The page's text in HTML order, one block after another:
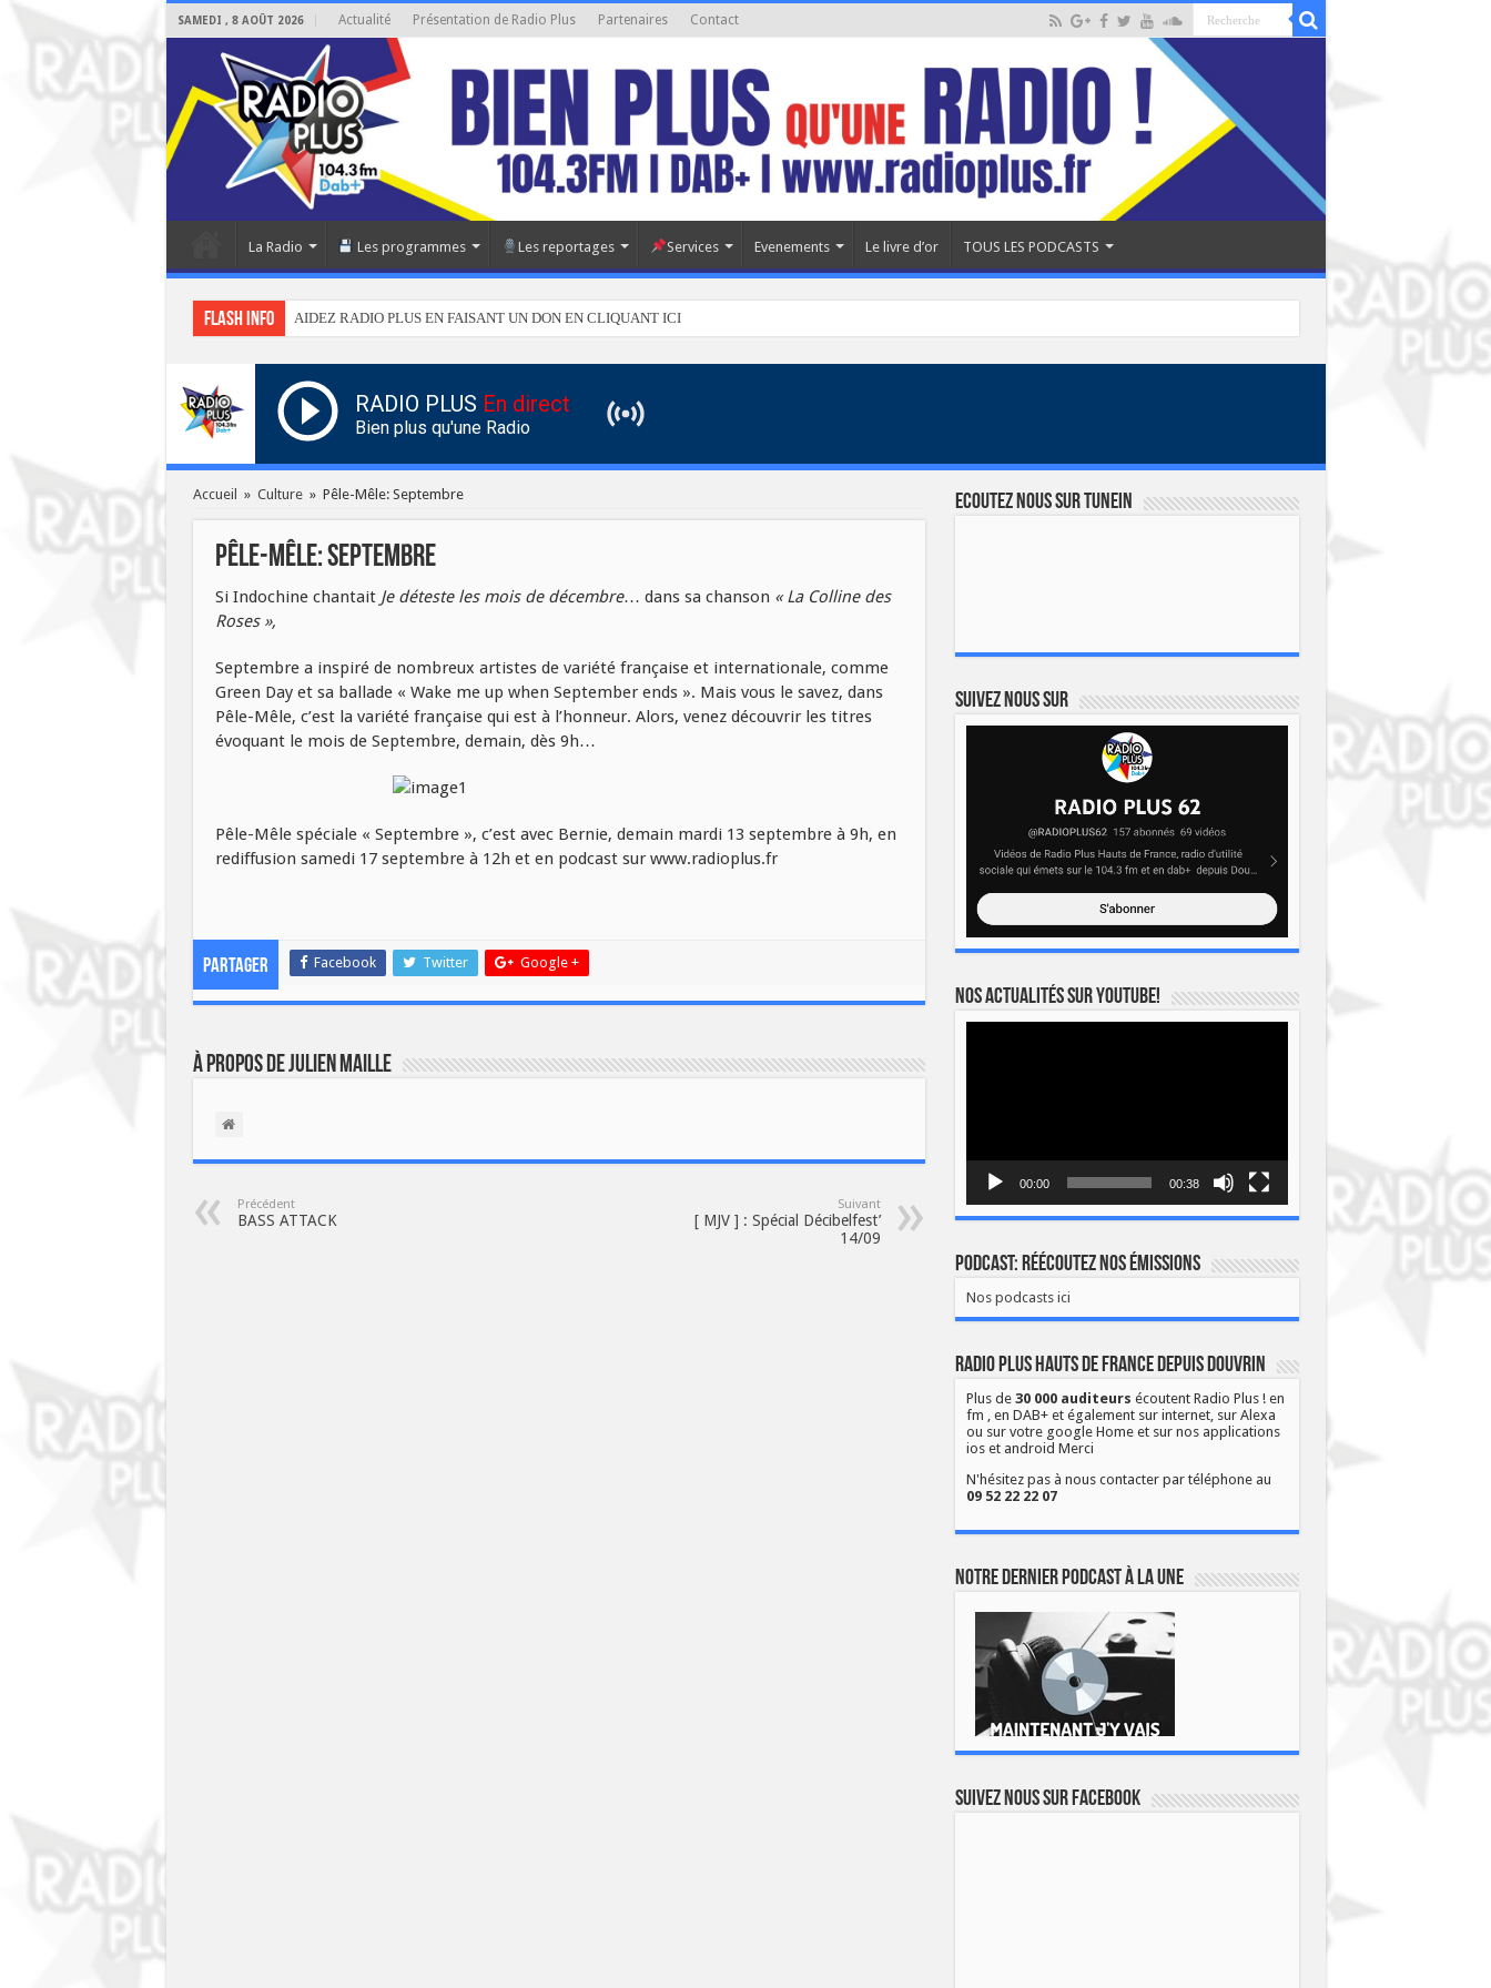
SAMEDI , 8 AOÛT 2026 Actualité Présentation de Radio Plus Partenaires Contact
La Radio Les programmes Les reportages Services Evenements Le livre d’or TOUS LES PODCASTS
Flash info AIDEZ RADIO PLUS EN FAISANT UN DON EN CLIQUANT ICI
RADIO PLUS En direct
Bien plus qu'une Radio
Accueil » Culture » Pêle-Mêle: Septembre
Pêle-Mêle: Septembre
Si Indochine chantait Je déteste les mois de décembre… dans sa chanson « La Colline des
Roses »,
Septembre a inspiré de nombreux artistes de variété française et internationale, comme
Green Day et sa ballade « Wake me up when September ends ». Mais vous le savez, dans
Pêle-Mêle, c’est la variété française qui est à l’honneur. Alors, venez découvrir les titres
évoquant le mois de Septembre, demain, dès 9h…
Pêle-Mêle spéciale « Septembre », c’est avec Bernie, demain mardi 13 septembre à 9h, en
rediffusion samedi 17 septembre à 12h et en podcast sur www.radioplus.fr
Partager Facebook Twitter Google +
À propos de Julien Maille
Précédent
BASS ATTACK
Suivant
[ MJV ] : Spécial Décibelfest’
14/09
Ecoutez nous sur TuneIn
Suivez nous sur
Nos actualités sur YOUTUBE!
00:00 00:38
Podcast: Réécoutez nos émissions
Nos podcasts ici
Radio Plus Hauts de France depuis Douvrin
Plus de 30 000 auditeurs écoutent Radio Plus ! en
fm , en DAB+ et également sur internet, sur Alexa
ou sur votre google Home et sur nos applications
ios et android Merci
N'hésitez pas à nous contacter par téléphone au
09 52 22 22 07
Notre dernier podcast à la une
Suivez nous sur Facebook